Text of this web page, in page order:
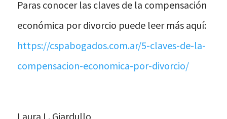
Paras conocer las claves de la compensación
económica por divorcio puede leer más aquí:
https://cspabogados.com.ar/5-claves-de-la-
compensacion-economica-por-divorcio/
Laura L. Giardullo